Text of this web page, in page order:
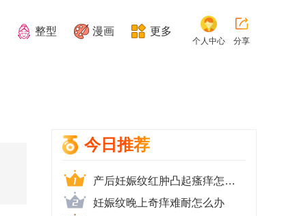
整型 漫画 更多
个人中心 分享
今日推荐
产后妊娠纹红肿凸起瘙痒怎么办
妊娠纹晚上奇痒难耐怎么办